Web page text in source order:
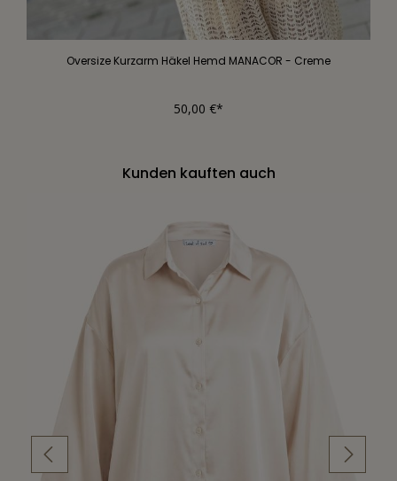
Oversize Kurzarm Häkel Hemd MANACOR - Creme
50,00 €*
Kunden kauften auch